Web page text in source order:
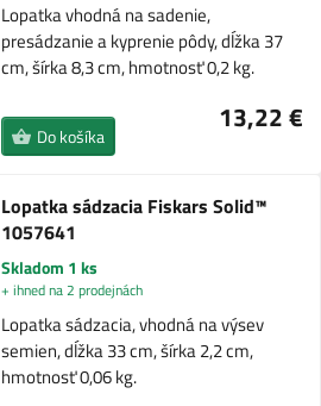
Lopatka vhodná na sadenie,
presádzanie a kyprenie pôdy, dĺžka 37
cm, šírka 8,3 cm, hmotnosť 0,2 kg.
13,22 €
Do košíka
Lopatka sádzacia Fiskars Solid™
1057641
Skladom 1 ks
+ ihned na 2 prodejnách
Lopatka sádzacia, vhodná na výsev
semien, dĺžka 33 cm, šírka 2,2 cm,
hmotnosť 0,06 kg.